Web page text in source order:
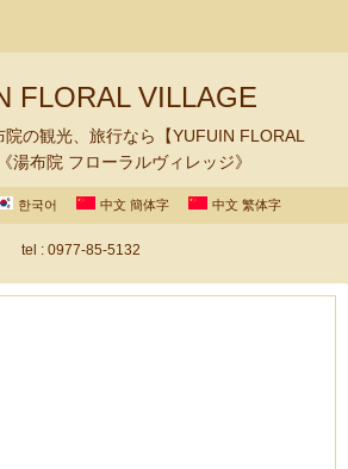
FLORAL VILLAGE
の観光、旅行なら【YUFUIN FLORAL
湯布院 フローラルヴィレッジ》
한국어 中文 簡体字 中文 繁体字
tel : 0977-85-5132